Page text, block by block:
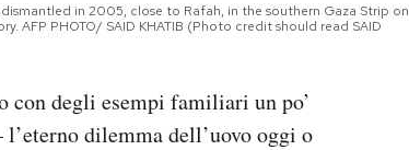
in 2005, close to Rafah, in the southern Gaza Strip on
AFP PHOTO/ SAID KHATIB (Photo credit should read SAID
con degli esempi familiari un po’
dilemma dell’uovo oggi o